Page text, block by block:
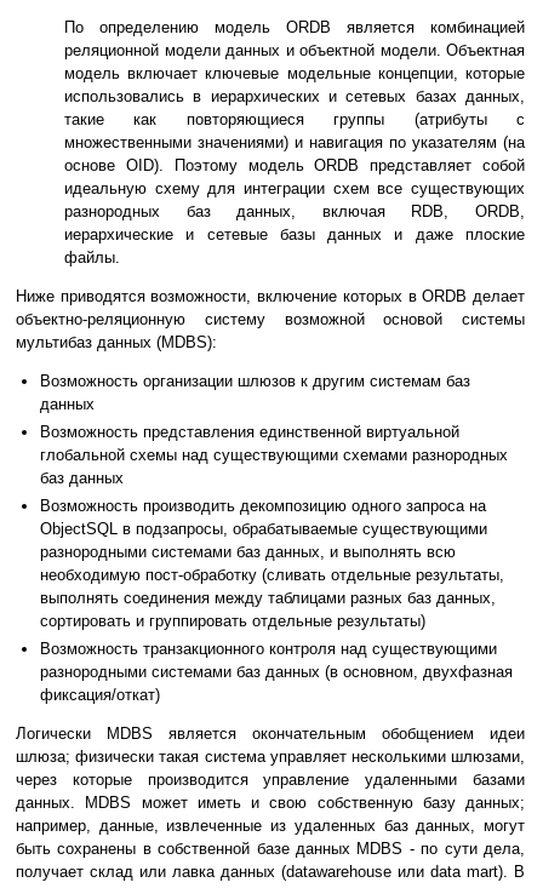
По определению модель ORDB является комбинацией
реляционной модели данных и объектной модели. Объектная
модель включает ключевые модельные концепции, которые
использовались в иерархических и сетевых базах данных,
такие как повторяющиеся группы (атрибуты с
множественными значениями) и навигация по указателям (на
основе OID). Поэтому модель ORDB представляет собой
идеальную схему для интеграции схем все существующих
разнородных баз данных, включая RDB, ORDB,
иерархические и сетевые базы данных и даже плоские
файлы.
Ниже приводятся возможности, включение которых в ORDB делает
объектно-реляционную систему возможной основой системы
мультибаз данных (MDBS):
Возможность организации шлюзов к другим системам баз
данных
Возможность представления единственной виртуальной
глобальной схемы над существующими схемами разнородных
баз данных
Возможность производить декомпозицию одного запроса на
ObjectSQL в подзапросы, обрабатываемые существующими
разнородными системами баз данных, и выполнять всю
необходимую пост-обработку (сливать отдельные результаты,
выполнять соединения между таблицами разных баз данных,
сортировать и группировать отдельные результаты)
Возможность транзакционного контроля над существующими
разнородными системами баз данных (в основном, двухфазная
фиксация/откат)
Логически MDBS является окончательным обобщением идеи
шлюза; физически такая система управляет несколькими шлюзами,
через которые производится управление удаленными базами
данных. MDBS может иметь и свою собственную базу данных;
например, данные, извлеченные из удаленных баз данных, могут
быть сохранены в собственной базе данных MDBS - по сути дела,
получает склад или лавка данных (datawarehouse или data mart). В